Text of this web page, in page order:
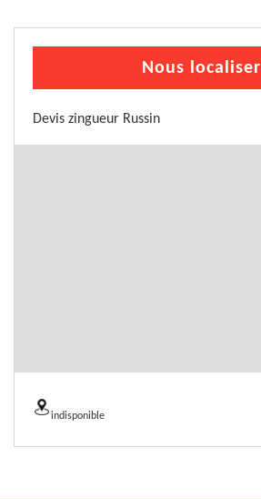
Nous localiser
Devis zingueur Russin
indisponible